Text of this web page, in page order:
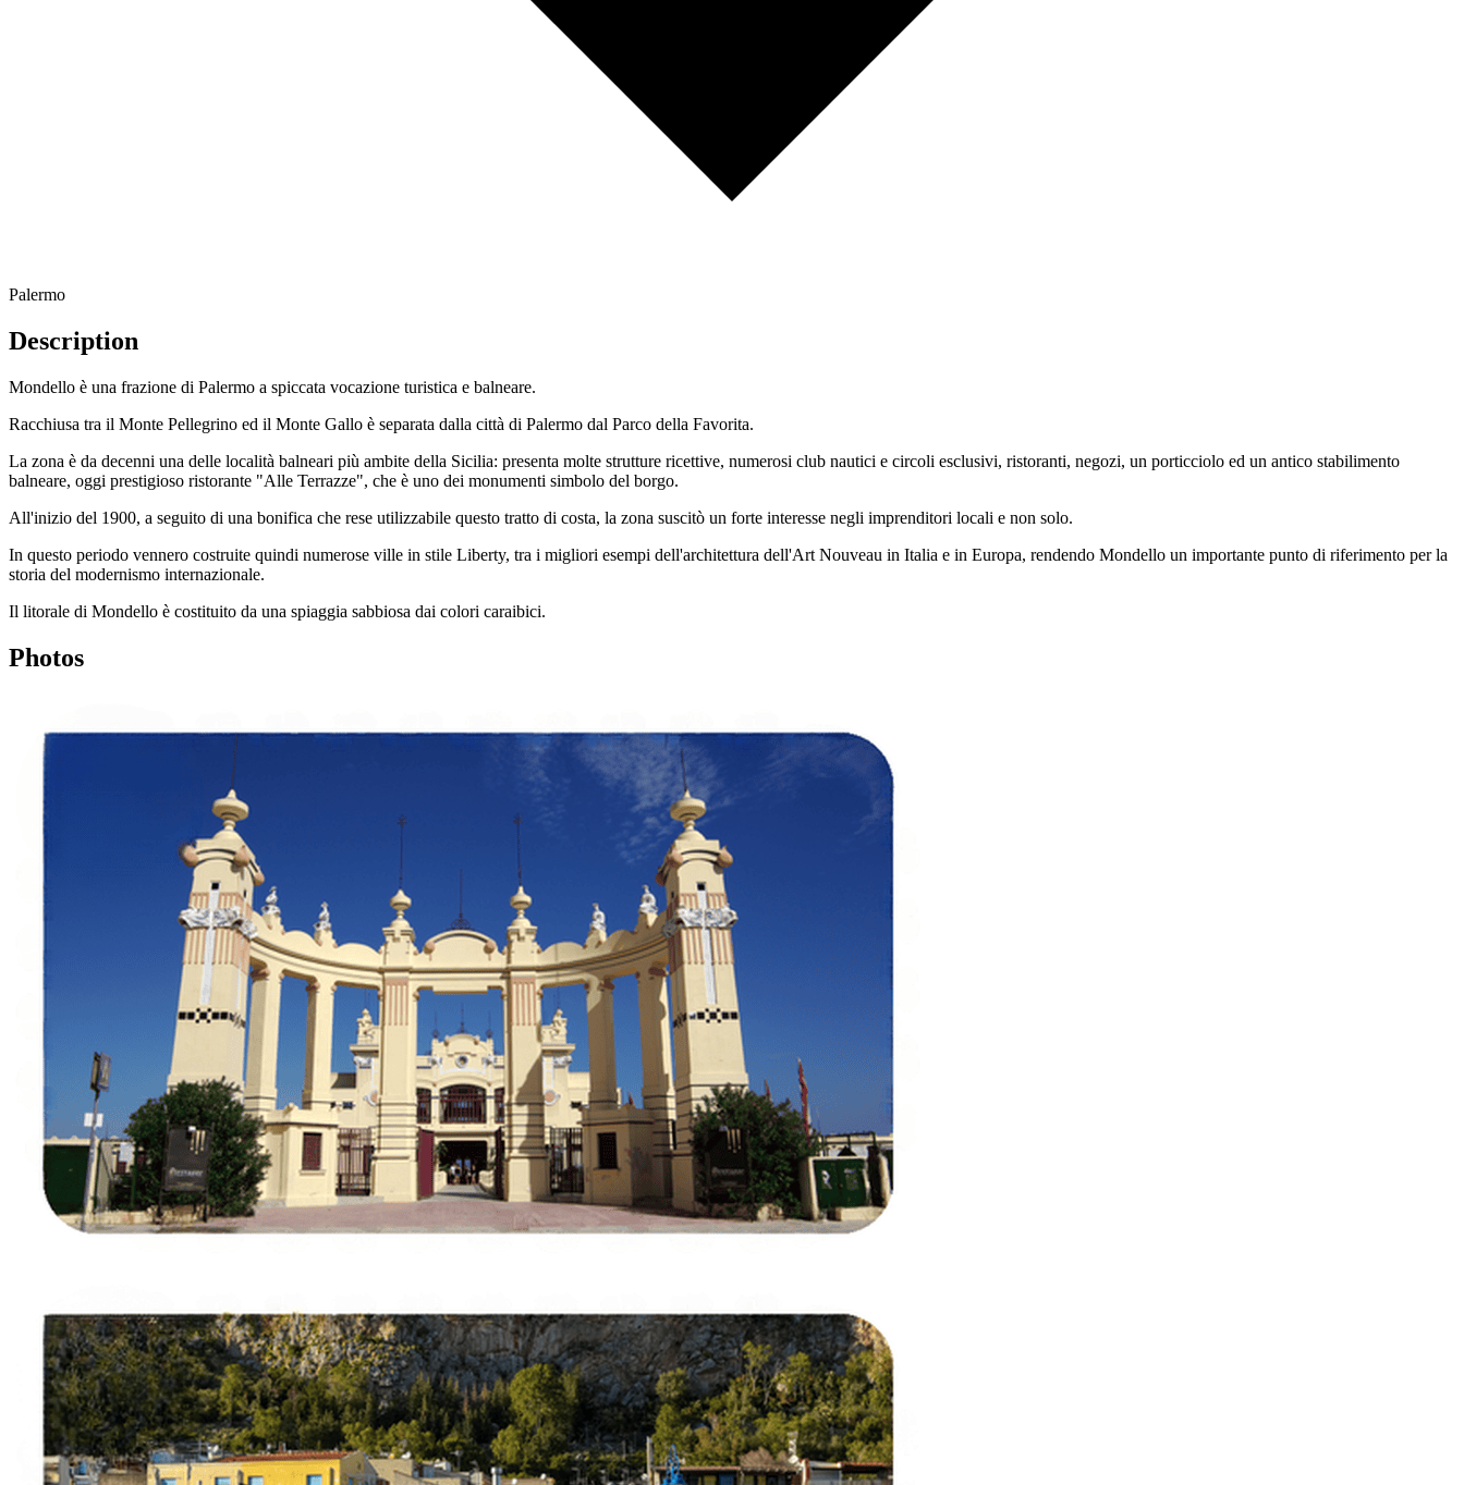
Palermo
Description
Mondello è una frazione di Palermo a spiccata vocazione turistica e balneare.
Racchiusa tra il Monte Pellegrino ed il Monte Gallo è separata dalla città di Palermo dal Parco della Favorita.
La zona è da decenni una delle località balneari più ambite della Sicilia: presenta molte strutture ricettive, numerosi club nautici e circoli esclusivi, ristoranti, negozi, un porticciolo ed un antico stabilimento
balneare, oggi prestigioso ristorante "Alle Terrazze", che è uno dei monumenti simbolo del borgo.
All'inizio del 1900, a seguito di una bonifica che rese utilizzabile questo tratto di costa, la zona suscitò un forte interesse negli imprenditori locali e non solo.
In questo periodo vennero costruite quindi numerose ville in stile Liberty, tra i migliori esempi dell'architettura dell'Art Nouveau in Italia e in Europa, rendendo Mondello un importante punto di riferimento per la
storia del modernismo internazionale.
Il litorale di Mondello è costituito da una spiaggia sabbiosa dai colori caraibici.
Photos